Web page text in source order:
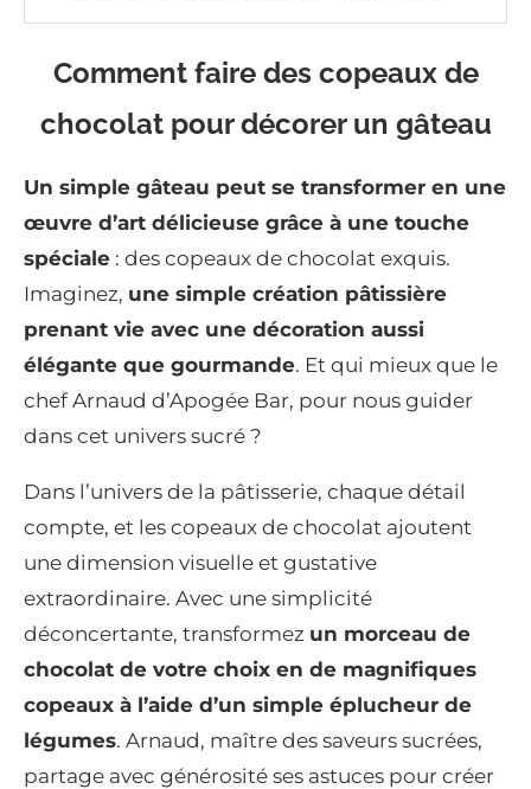
Comment faire des copeaux de
chocolat pour décorer un gâteau
Un simple gâteau peut se transformer en une
œuvre d’art délicieuse grâce à une touche
spéciale : des copeaux de chocolat exquis.
Imaginez, une simple création pâtissière
prenant vie avec une décoration aussi
élégante que gourmande. Et qui mieux que le
chef Arnaud d’Apogée Bar, pour nous guider
dans cet univers sucré ?
Dans l’univers de la pâtisserie, chaque détail
compte, et les copeaux de chocolat ajoutent
une dimension visuelle et gustative
extraordinaire. Avec une simplicité
déconcertante, transformez un morceau de
chocolat de votre choix en de magnifiques
copeaux à l’aide d’un simple éplucheur de
légumes. Arnaud, maître des saveurs sucrées,
partage avec générosité ses astuces pour créer